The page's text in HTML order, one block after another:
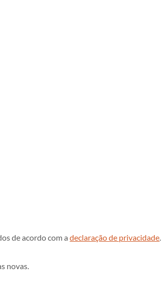
de acordo com adeclaração de privacidade
novas.